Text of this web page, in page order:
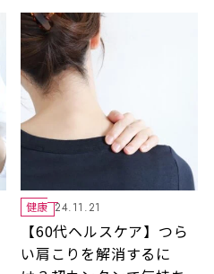
健康 24.11.21
【60代ヘルスケア】つら
い肩こりを解消するに